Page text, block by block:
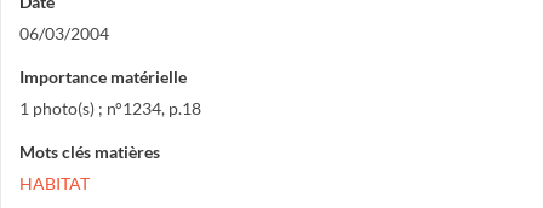
06/03/2004
Importance matérielle
1 photo(s) ; n°1234, p.18
Mots clés matières
HABITAT